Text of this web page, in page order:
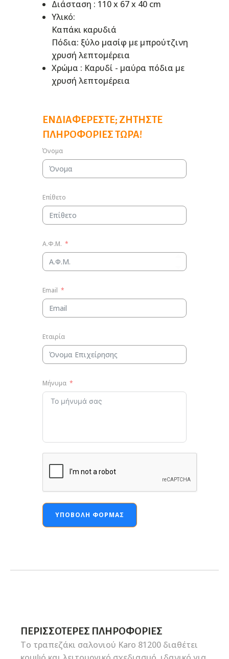
Διάσταση : 110 x 67 x 40 cm
Υλικό:
Καπάκι καρυδιά
Πόδια: ξύλο μασίφ με μπρούτζινη
χρυσή λεπτομέρεια
Χρώμα : Καρυδί - μαύρα πόδια με
χρυσή λεπτομέρεια
ΕΝΔΙΑΦΈΡΕΣΤΕ; ΖΗΤΉΣΤΕ
ΠΛΗΡΟΦΟΡΊΕΣ ΤΏΡΑ!
Όνομα
Επίθετο
Α.Φ.Μ.
Email
Εταιρία
Μήνυμα
ΥΠΟΒΟΛΉ ΦΌΡΜΑΣ
ΠΕΡΙΣΣΌΤΕΡΕΣ ΠΛΗΡΟΦΟΡΊΕΣ
Το τραπεζάκι σαλονιού Karo 81200 διαθέτει